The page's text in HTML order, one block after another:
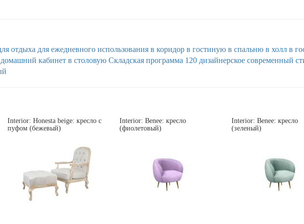
отдыха для ежедневного использования в коридор в гостиную в спальню в холл в
кабинет в столовую Складская программа 120 дизайнерское современный
Interior: Honesta beige: кресло с
пуфом (бежевый)
Interior: Benee: кресло
(фиолетовый)
Interior: Benee: кресло
(зеленый)